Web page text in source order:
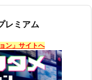
レミアム
ン」サイトへ